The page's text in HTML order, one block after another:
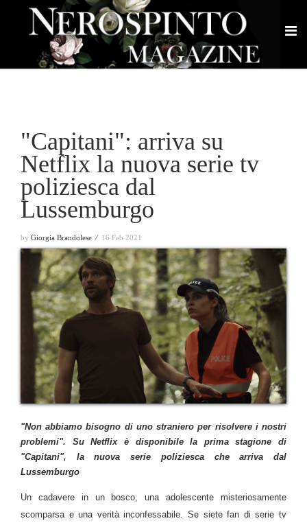
"Capitani": arriva su
Netflix la nuova serie tv
poliziesca dal
Lussemburgo
by Giorgia Brandolese ⁄ 16 Feb 2021
"Non abbiamo bisogno di uno straniero per risolvere i nostri
problemi". Su Netflix è disponibile la prima stagione di
"Capitani", la nuova serie poliziesca che arriva dal
Lussemburgo
Un cadavere in un bosco, una adolescente misteriosamente
scomparsa e una verità inconfessabile. Se siete fan di serie tv